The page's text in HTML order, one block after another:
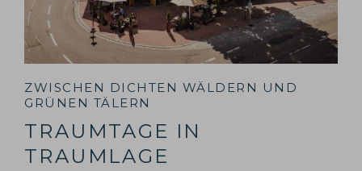
ZWISCHEN DICHTEN WÄLDERN UND
GRÜNEN TÄLERN
TRAUMTAGE IN
TRAUMLAGE